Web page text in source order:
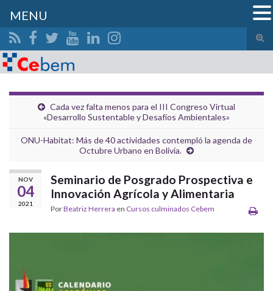
el
Search for:
Cada vez falta menos para el III Congreso Virtual
«Desarrollo Sustentable y Desafíos Ambientales»
ONU-Habitat: Más de 40 actividades contempló la agenda de
Octubre Urbano en Bolivia.
NOV
04
2021
Seminario de Posgrado Prospectiva e
Innovación Agrícola y Alimentaria
PorBeatriz Herrera en Cursos culminados Cebem
MENU